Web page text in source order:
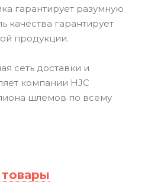
гарантирует разумную
качества гарантирует
продукции.
сеть доставки и
компании HJC
шлемов по всему